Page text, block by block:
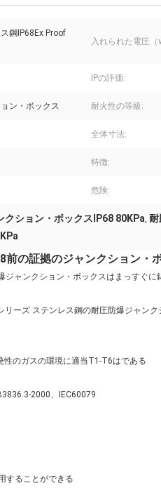
鋼IP68Ex Proof
入れられた電圧（
IPの評価:
ン・ボックス 耐火性の等級:
全体寸法:
特徴:
危険:
クション・ボックスIP68 80KPa, 耐
の証拠のジャンクション・
ャンクション・ボックスはまっすぐ
ーズ ステンレス鋼の耐圧防爆ジャンク
性のガスの環境に適当T1-T6はである
2000、IEC60079
することができる